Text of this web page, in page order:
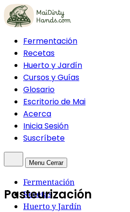
Fermentación
Recetas
Huerto y Jardín
Cursos y Guías
Glosario
Escritorio de Mai
Acerca
Inicia Sesión
Suscríbete
Menu Cerrar
Fermentación
Recetas
Huerto y Jardín
Pasteurización